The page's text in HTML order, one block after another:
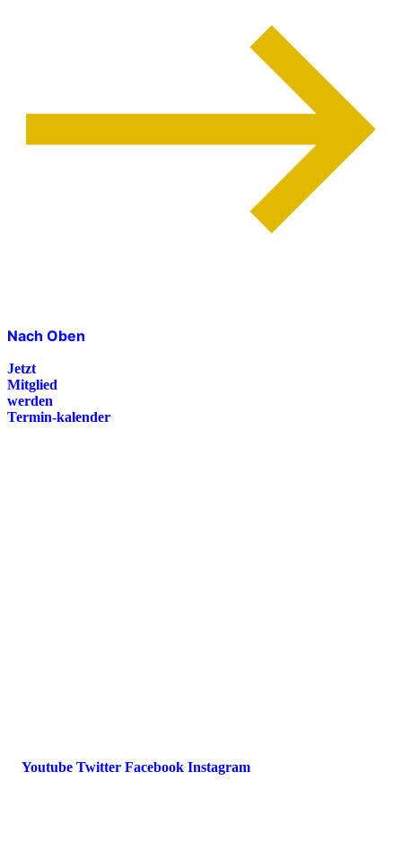
Nach Oben
Jetzt
Mitglied
werden
Termin-kalender
Youtube Twitter Facebook Instagram